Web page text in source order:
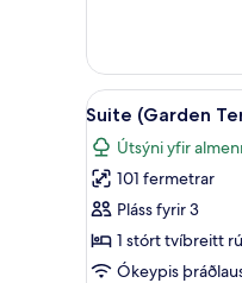
Park)
Skoða
allar
myndir
fyrir
Suite
(Garden
Terrace)
8
Suite (Garden
Útsýni yfir
101 fermetrar
Pláss fyrir 3
1 stórt tvíbreitt
Ókeypis